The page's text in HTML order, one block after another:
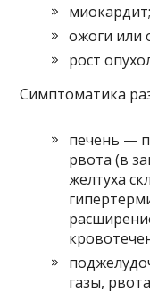
миокардит;
ожоги или
рост
Симптоматика
печень —
рвота (в
желтуха
газы,